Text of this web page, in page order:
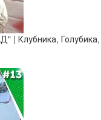
Клубника, Голубика,